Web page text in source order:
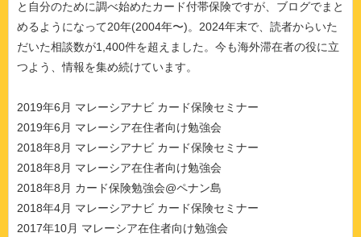
と自分のために調べ始めたカード付帯保険ですが、ブログでまと
めるようになって20年(2004年〜)。2024年末で、読者からいた
だいた相談数が1,400件を超えました。今も海外滞在者の役に立
つよう、情報を集め続けています。
2019年6月 マレーシアナビ カード保険セミナー
2019年6月 マレーシア在住者向け勉強会
2018年8月 マレーシアナビ カード保険セミナー
2018年8月 マレーシア在住者向け勉強会
2018年8月 カード保険勉強会@ペナン島
2018年4月 マレーシアナビ カード保険セミナー
2017年10月 マレーシア在住者向け勉強会